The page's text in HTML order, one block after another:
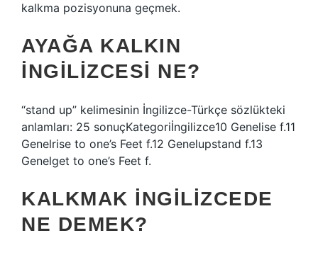
kalkma pozisyonuna geçmek.
AYAĞA KALKIN
INGILIZCESI NE?
“stand up” kelimesinin İngilizce-Türkçe sözlükteki
anlamları: 25 sonuçKategoriİngilizce10 Genelise f.11
Genelrise to one’s Feet f.12 Genelupstand f.13
Genelget to one’s Feet f.
KALKMAK INGILIZCEDE
NE DEMEK?